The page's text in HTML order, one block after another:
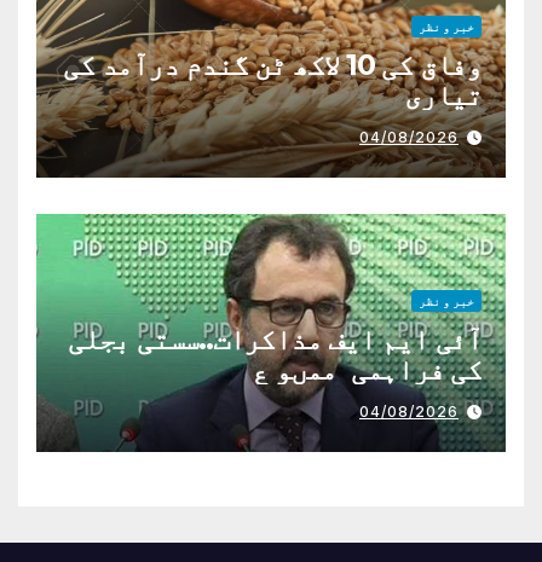
خبر و نظر
وفاق کی 10 لاکھ ٹن گندم درآمد کی
تیاری
04/08/2026
خبر و نظر
آئی ایم ایف مذاکرات..سستی بجلی
کی فراہمی ممںو ع
04/08/2026